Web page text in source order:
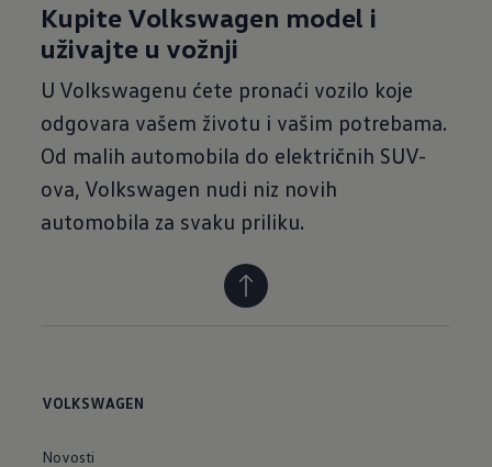
Kupite Volkswagen model i
uživajte u vožnji
U Volkswagenu ćete pronaći vozilo koje
odgovara vašem životu i vašim potrebama.
Od malih automobila do električnih SUV-
ova, Volkswagen nudi niz novih
automobila za svaku priliku.
VOLKSWAGEN
Novosti